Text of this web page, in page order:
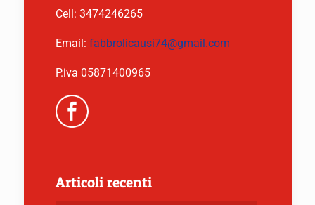
Cell: 3474246265
Email: fabbrolicausi74@gmail.com
P.iva 05871400965
Articoli recenti